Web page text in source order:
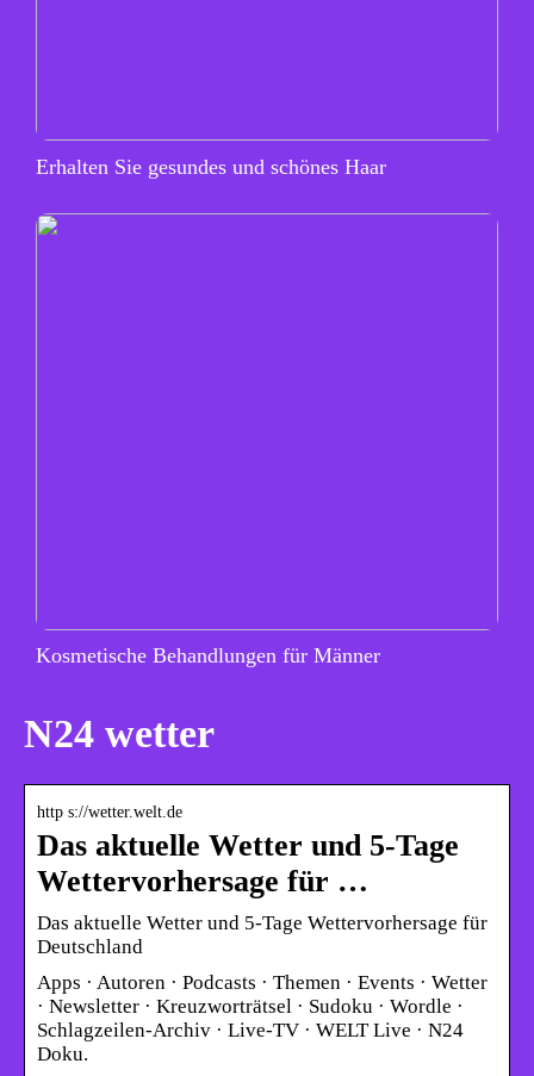
Erhalten Sie gesundes und schönes Haar
Kosmetische Behandlungen für Männer
N24 wetter
http s://wetter.welt.de
Das aktuelle Wetter und 5-Tage
Wettervorhersage für …
Das aktuelle Wetter und 5-Tage Wettervorhersage für
Deutschland
Apps · Autoren · Podcasts · Themen · Events · Wetter
· Newsletter · Kreuzworträtsel · Sudoku · Wordle ·
Schlagzeilen-Archiv · Live-TV · WELT Live · N24
Doku.